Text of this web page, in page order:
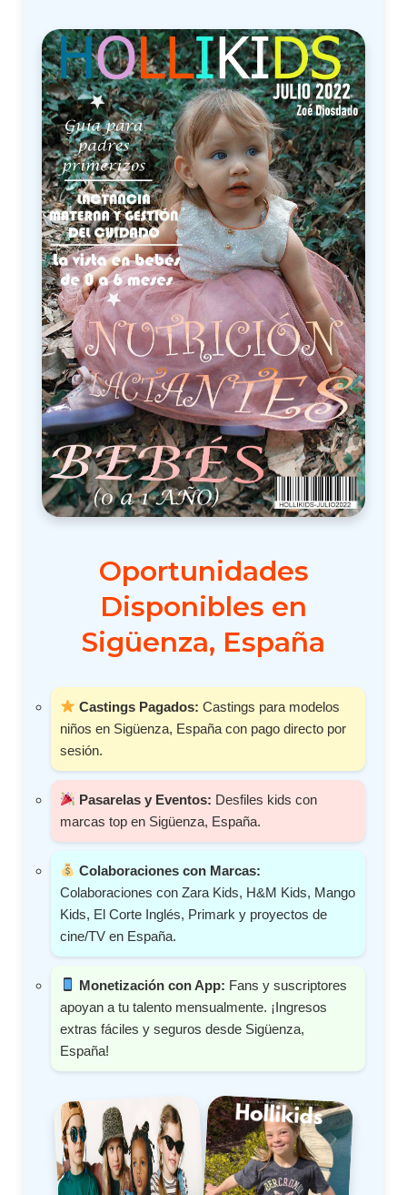
Oportunidades
Disponibles en
Sigüenza, España
Castings Pagados: Castings para modelos
niños en Sigüenza, España con pago directo por
sesión.
Pasarelas y Eventos: Desfiles kids con
marcas top en Sigüenza, España.
Colaboraciones con Marcas:
Colaboraciones con Zara Kids, H&M Kids, Mango
Kids, El Corte Inglés, Primark y proyectos de
cine/TV en España.
Monetización con App: Fans y suscriptores
apoyan a tu talento mensualmente. ¡Ingresos
extras fáciles y seguros desde Sigüenza,
España!